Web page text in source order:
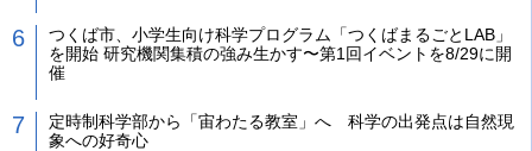
つくば市、小学生向け科学プログラム「つくばまるごとLAB」
を開始 研究機関集積の強み生かす〜第1回イベントを8/29に開
催
定時制科学部から「宙わたる教室」へ 科学の出発点は自然現
象への好奇心